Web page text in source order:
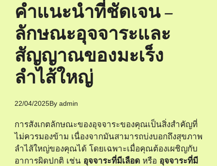
คำแนะนำที่ชัดเจน –
ลักษณะอุจจาระและ
สัญญาณของมะเร็ง
ลำไส้ใหญ่
22/04/2025By admin
การสังเกตลักษณะของอุจจาระของคุณเป็นสิ่งสำคัญที่
ไม่ควรมองข้าม เนื่องจากมันสามารถบ่งบอกถึงสุขภาพ
ลำไส้ใหญ่ของคุณได้ โดยเฉพาะเมื่อคุณต้องเผชิญกับ
อาการผิดปกติ เช่น อุจจาระที่มีเลือด หรือ อุจจาระที่มี